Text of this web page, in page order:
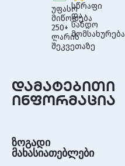
უფასო
მიწოდება
250+
ლარის
შეკვეთაზე
სწრაფი
და
სანდო
მომსახურება
დამატებითი
ინფორმაცია
ზოგადი
მახასიათებლები